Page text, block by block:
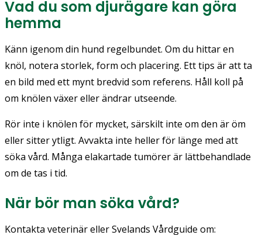
Vad du som djurägare kan göra
hemma
Känn igenom din hund regelbundet. Om du hittar en
knöl, notera storlek, form och placering. Ett tips är att ta
en bild med ett mynt bredvid som referens. Håll koll på
om knölen växer eller ändrar utseende.
Rör inte i knölen för mycket, särskilt inte om den är öm
eller sitter ytligt. Avvakta inte heller för länge med att
söka vård. Många elakartade tumörer är lättbehandlade
om de tas i tid.
När bör man söka vård?
Kontakta veterinär eller Svelands Vårdguide om: